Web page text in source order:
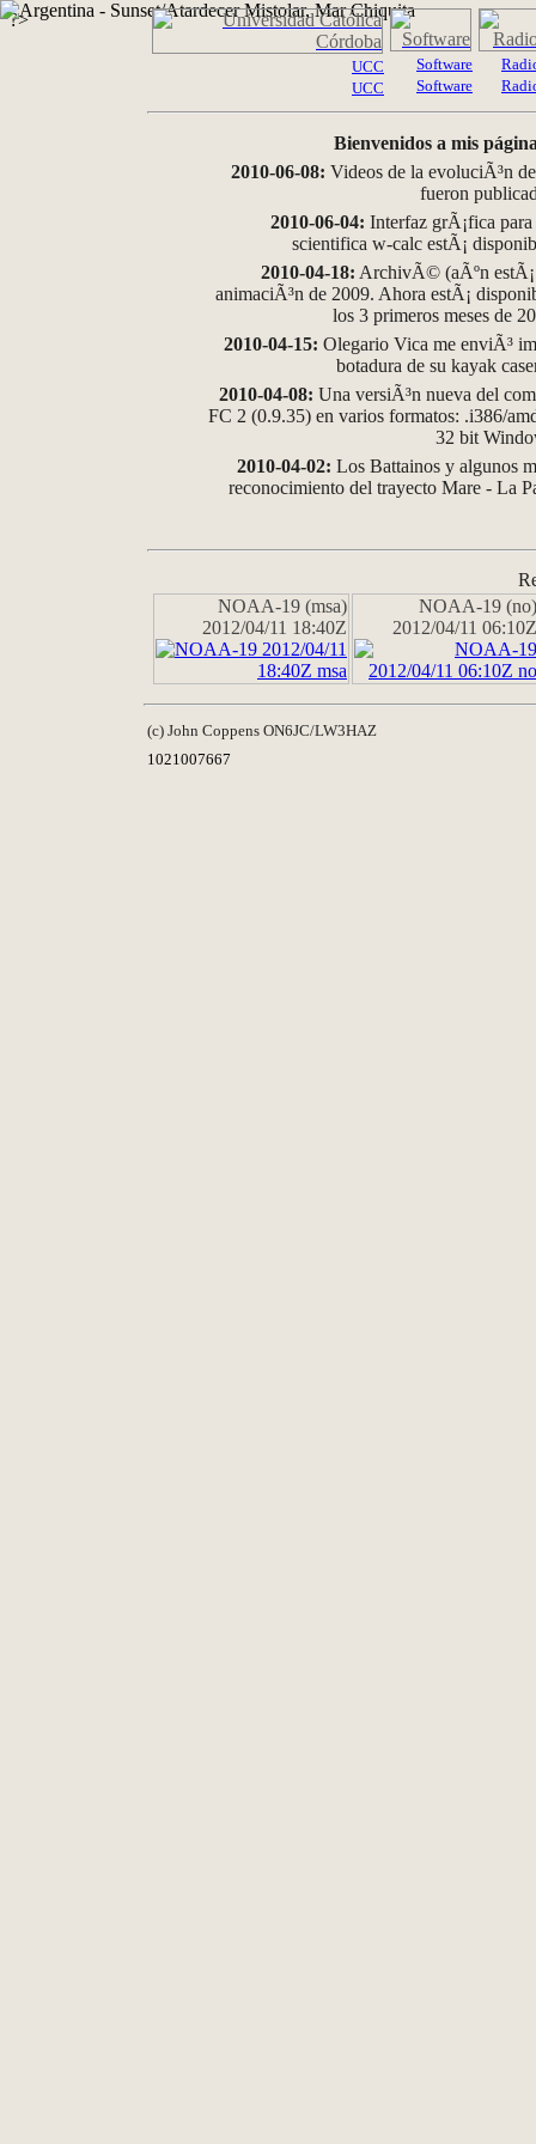
?>
UCC
UCC
Software
Software
Bienvenidos a mis
2010-06-08: Videos de la evoluciÃ³n
fueron
2010-06-04: Interfaz grÃ¡fica
scientifica w-calc estÃ¡
2010-04-18: ArchivÃ© (aÃºn
animaciÃ³n de 2009. Ahora estÃ¡
los 3 primeros meses de
2010-04-15: Olegario Vica me enviÃ³
botadura de su kayak
2010-04-08: Una versiÃ³n nueva del
FC 2 (0.9.35) en varios formatos: .i386/
32 bit
2010-04-02: Los Battainos y algunos
reconocimiento del trayecto Mare - La
NOAA-19 (msa)
2012/04/11 18:40Z
NOAA-19 (no)
2012/04/11 06:10Z
(c) John Coppens ON6JC/LW3HAZ
1021007667